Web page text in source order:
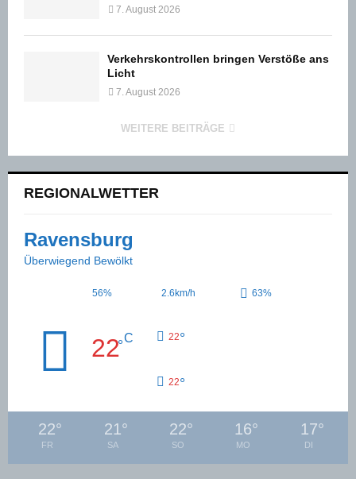
7. August 2026
Verkehrskontrollen bringen Verstöße ans
Licht
7. August 2026
WEITERE BEITRÄGE
REGIONALWETTER
Ravensburg
Überwiegend Bewölkt
56% 2.6km/h 63%
22°C 22°
22°
22°
FR
21°
SA
22°
SO
16°
MO
17°
DI